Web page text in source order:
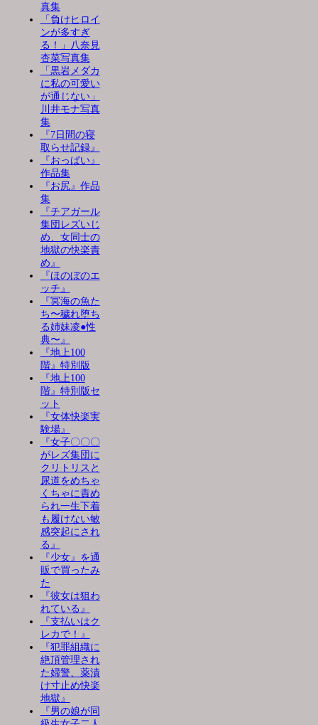
真集
「負けヒロイ
ンが多すぎ
る！」八奈見
杏菜写真集
「黒岩メダカ
に私の可愛い
が通じない」
川井モナ写真
集
『7日間の寝
取らせ記録』
『おっぱい』
作品集
『お尻』作品
集
『チアガール
集団レズいじ
め、女同士の
地獄の快楽責
め』
『ほのぼのエ
ッチ』
『冥海の魚た
ち〜穢れ堕ち
る姉妹凌●性
典〜』
『地上100
階』特別版
『地上100
階』特別版セ
ット
『女体快楽実
験場』
『女子〇〇〇
がレズ集団に
クリトリスと
尿道をめちゃ
くちゃに責め
られ一生下着
も履けない敏
感突起にされ
る』
『少女』を通
販で買ったみ
た
『彼女は狙わ
れている』
『支払いはク
レカで！』
『犯罪組織に
絶頂管理され
た婦警、薬漬
け寸止め快楽
地獄』
『男の娘が同